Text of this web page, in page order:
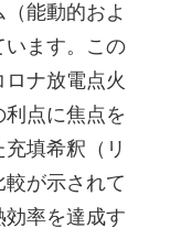
能動的およ
います。この
ナ放電点火
点に焦点を
填希釈（リ
が示されて
率を達成す